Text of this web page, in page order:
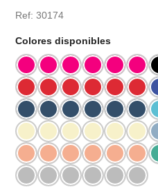
Ref: 30174
Colores disponibles